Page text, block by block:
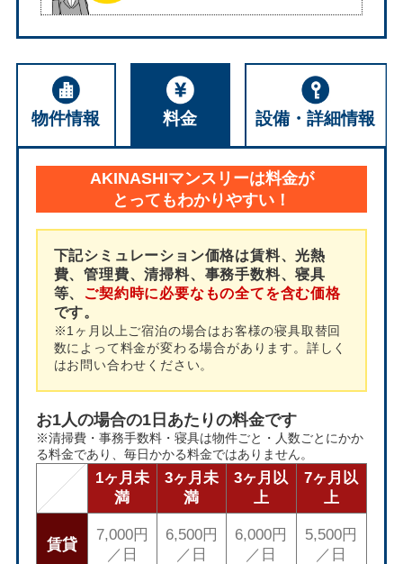
物件情報 料金 設備・詳細情報
AKINASHIマンスリーは料金が
とってもわかりやすい！
下記シミュレーション価格は賃料、光熱
費、管理費、清掃料、事務手数料、寝具
等、 ご契約時に必要なもの全てを含む価格
です。
※1ヶ月以上ご宿泊の場合はお客様の寝具取替回
数によって料金が変わる場合があります。詳しく
はお問い合わせください。
お1人の場合の1日あたりの料金です
※清掃費・事務手数料・寝具は物件ごと・人数ごとにかか
る料金であり、毎日かかる料金ではありません。
1ヶ月未
満
3ヶ月未
満
3ヶ月以
上
7ヶ月以
上
賃貸
7,000円
／日
6,500円
／日
6,000円
／日
5,500円
／日